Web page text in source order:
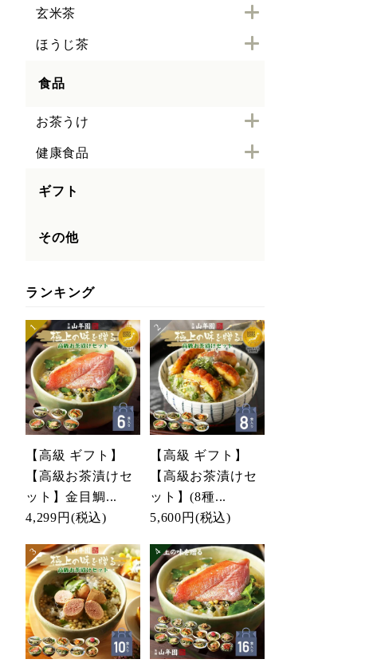
玄米茶
ほうじ茶
食品
お茶うけ
健康食品
ギフト
その他
ランキング
【高級 ギフト】
【高級お茶漬けセ
ット】金目鯛...
4,299円 (税込)
【高級 ギフト】
【高級お茶漬けセ
ット】(8種...
5,600円 (税込)